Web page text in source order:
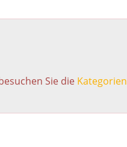
Sie die Kategorien